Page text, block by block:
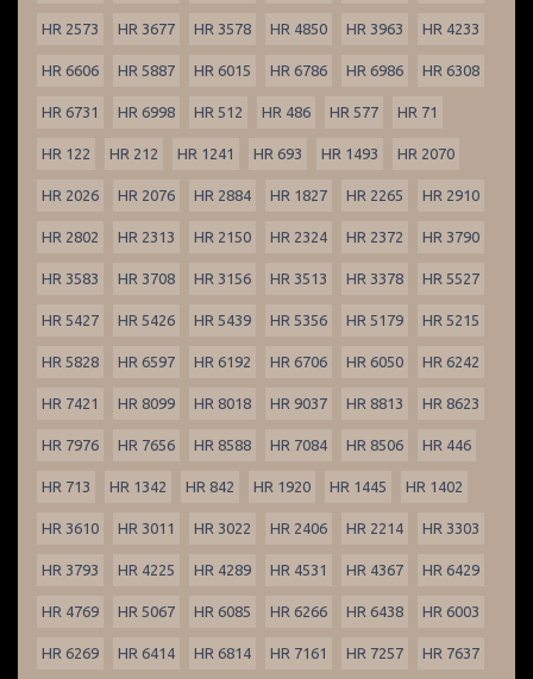
HR 2573 HR 3677 HR 3578 HR 4850 HR 3963 HR 4233
HR 6606 HR 5887 HR 6015 HR 6786 HR 6986 HR 6308
HR 6731 HR 6998 HR 512 HR 486 HR 577 HR 71
HR 122 HR 212 HR 1241 HR 693 HR 1493 HR 2070
HR 2026 HR 2076 HR 2884 HR 1827 HR 2265 HR 2910
HR 2802 HR 2313 HR 2150 HR 2324 HR 2372 HR 3790
HR 3583 HR 3708 HR 3156 HR 3513 HR 3378 HR 5527
HR 5427 HR 5426 HR 5439 HR 5356 HR 5179 HR 5215
HR 5828 HR 6597 HR 6192 HR 6706 HR 6050 HR 6242
HR 7421 HR 8099 HR 8018 HR 9037 HR 8813 HR 8623
HR 7976 HR 7656 HR 8588 HR 7084 HR 8506 HR 446
HR 713 HR 1342 HR 842 HR 1920 HR 1445 HR 1402
HR 3610 HR 3011 HR 3022 HR 2406 HR 2214 HR 3303
HR 3793 HR 4225 HR 4289 HR 4531 HR 4367 HR 6429
HR 4769 HR 5067 HR 6085 HR 6266 HR 6438 HR 6003
HR 6269 HR 6414 HR 6814 HR 7161 HR 7257 HR 7637